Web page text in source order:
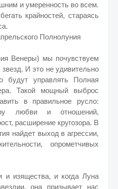
и умеренность во всем.
крайностей, стараясь
Полнолуния
Венеры) мы почувствуем
И это не удивительно
будут управлять Полная
Такой мощный выброс
в правильное русло:
любви и отношений,
расширение кругозора. В
найдет выход в агрессии,
опрометчивых
изящества, и когда Луна
она призывает нас